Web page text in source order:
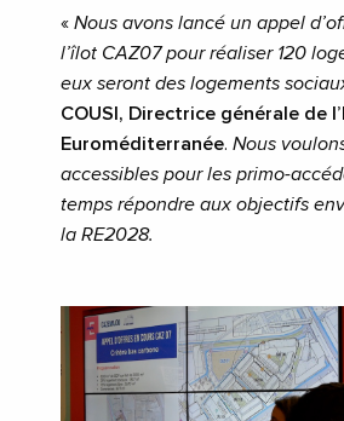
« Nous avons lancé un appel
l’îlot CAZ07 pour réaliser 120
eux seront des logements
COUSI, Directrice générale de
Euroméditerranée. Nous
accessibles pour les primo-
temps répondre aux objectifs
la RE2028.